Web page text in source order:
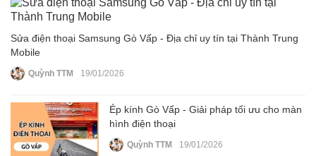
Sửa điện thoại Samsung Gò Vấp - Địa chỉ uy tín tại Thành Trung
Mobile
Quỳnh TTM 19/01/2026
Ép kính Gò Vấp - Giải pháp tối ưu cho màn
hình điện thoại
Quỳnh TTM 19/01/2026